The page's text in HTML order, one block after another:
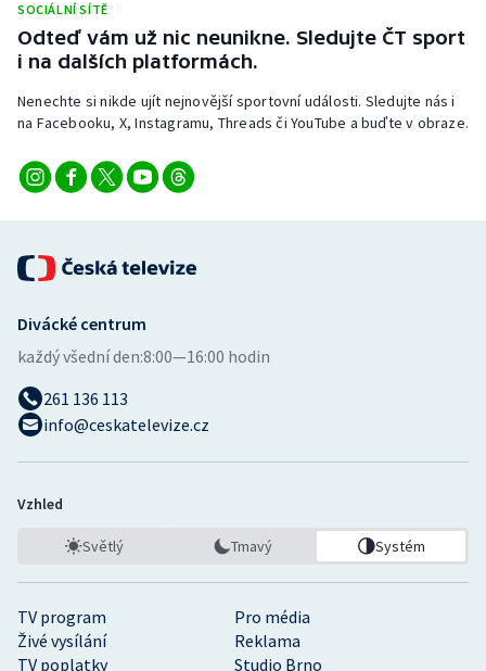
SOCIÁLNÍ SÍTĚ
Odteď vám už nic neunikne. Sledujte ČT sport
i na dalších platformách.
Nenechte si nikde ujít nejnovější sportovní události. Sledujte nás i
na Facebooku, X, Instagramu, Threads či YouTube a buďte v obraze.
TV program
Pro média
Živé vysílání
Reklama
TV poplatky
Studio Brno
Divácké centrum
každý všední den:8:00—16:00 hodin
261 136 113
info@ceskatelevize.cz
Vzhled
Světlý Tmavý Systém